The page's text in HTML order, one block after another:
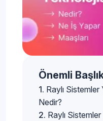
Önemli
Raylı
Nedir?
Raylı